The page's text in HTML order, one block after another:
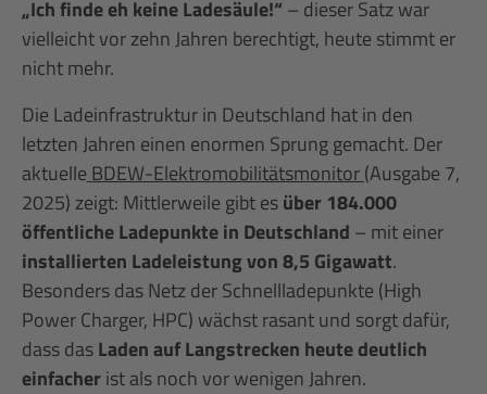
„Ich finde eh keine Ladesäule!“ – dieser Satz war
vielleicht vor zehn Jahren berechtigt, heute stimmt er
nicht mehr.
Die Ladeinfrastruktur in Deutschland hat in den
letzten Jahren einen enormen Sprung gemacht. Der
aktuelle BDEW-Elektromobilitätsmonitor(Ausgabe 7,
2025) zeigt: Mittlerweile gibt esüber 184.000
öffentliche Ladepunkte in Deutschland – mit einer
installierten Ladeleistung von 8,5 Gigawatt.
Besonders das Netz der Schnellladepunkte (High
Power Charger, HPC) wächst rasant und sorgt dafür,
dass dasLaden auf Langstrecken heute deutlich
einfacherist als noch vor wenigen Jahren.